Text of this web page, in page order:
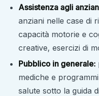
Assistenza agli
anziani nelle case di
capacità motorie e
creative, esercizi di
Pubblico in generale:
mediche e
salute sotto la guida